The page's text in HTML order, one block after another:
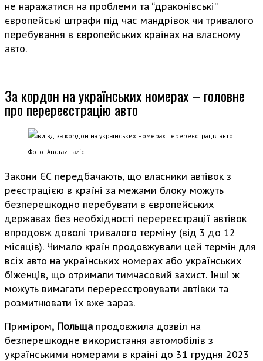
не наражатися на проблеми та “драконівські”
європейські штрафи під час мандрівок чи тривалого
перебування в європейських країнах на власному
авто.
За кордон на українських номерах – головне
про перереєстрацію авто
Фото: Andraz Lazic
Закони ЄС передбачають, що власники автівок з
реєстрацією в країні за межами блоку можуть
безперешкодно перебувати в європейських
державах без необхідності перереєстрації автівок
впродовж доволі тривалого терміну (від 3 до 12
місяців). Чимало країн продовжували цей термін для
всіх авто на українських номерах або українських
біженців, що отримали тимчасовий захист. Інші ж
можуть вимагати перереєстровувати автівки та
розмитнювати їх вже зараз.
Приміром, Польща продовжила дозвіл на
безперешкодне використання автомобілів з
українськими номерами в країні до 31 грудня 2023